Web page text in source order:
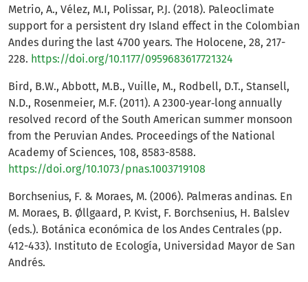
Metrio, A., Vélez, M.I, Polissar, P.J. (2018). Paleoclimate
support for a persistent dry Island effect in the Colombian
Andes during the last 4700 years. The Holocene, 28, 217-
228. https://doi.org/10.1177/0959683617721324
Bird, B.W., Abbott, M.B., Vuille, M., Rodbell, D.T., Stansell,
N.D., Rosenmeier, M.F. (2011). A 2300‐year‐long annually
resolved record of the South American summer monsoon
from the Peruvian Andes. Proceedings of the National
Academy of Sciences, 108, 8583-8588.
https://doi.org/10.1073/pnas.1003719108
Borchsenius, F. & Moraes, M. (2006). Palmeras andinas. En
M. Moraes, B. Øllgaard, P. Kvist, F. Borchsenius, H. Balslev
(eds.). Botánica económica de los Andes Centrales (pp.
412-433). Instituto de Ecología, Universidad Mayor de San
Andrés.